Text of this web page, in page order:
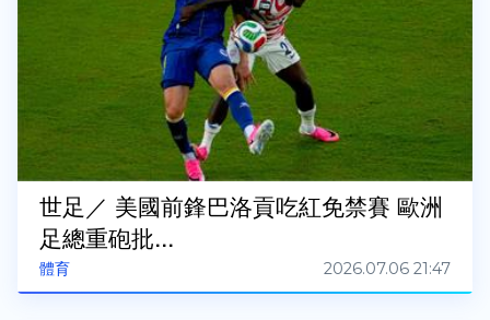
體育
世足／ 美國前鋒巴洛貢吃紅免禁賽 歐洲
足總重砲批...
2026.07.06 21:47